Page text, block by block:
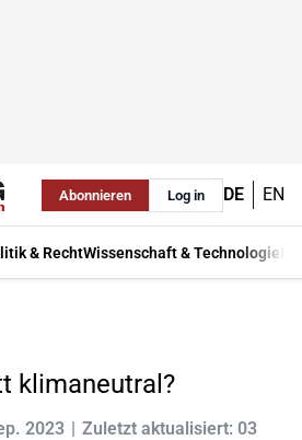
Abonnieren Log in DE EN
& RechtWissenschaft & Technologie
klimaneutral?
2023
Zuletzt aktualisiert: 03